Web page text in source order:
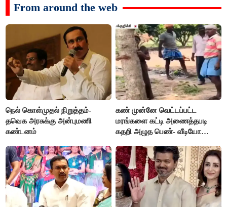
From around the web
நெல் கொள்முதல் நிறுத்தம்-
தவெக அரசுக்கு அன்புமணி
கண்டனம்
கண் முன்னே வெட்டப்பட்ட
மரங்களை கட்டி அணைத்தபடி
கதறி அழுத பெண்- வீடியோ